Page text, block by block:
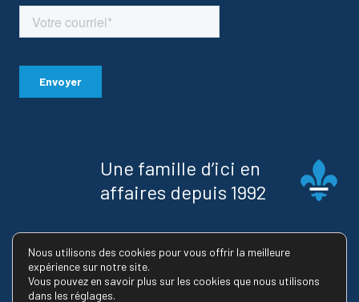
Une famille d’ici en
affaires depuis 1992
© 2026 Maison Usinex |
Nous utilisons des cookies pour vous offrir la meilleure
expérience sur notre site.
Vous pouvez en savoir plus sur les cookies que nous utilisons
dans les réglages.